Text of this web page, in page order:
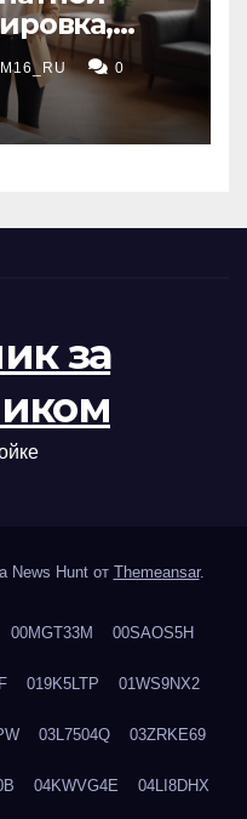
и
0
за
News Hunt от Themeansar.
00MGT33M 00SAOS5H
019K5LTP 01WS9NX2
03L7504Q 03ZRKE69
04KWVG4E 04LI8DHX